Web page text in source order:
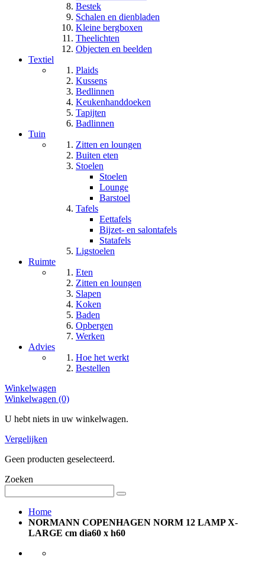
Bestek
Schalen en dienbladen
Kleine bergboxen
Theelichten
Objecten en beelden
Textiel
Plaids
Kussens
Bedlinnen
Keukenhanddoeken
Tapijten
Badlinnen
Tuin
Zitten en loungen
Buiten eten
Stoelen
Stoelen
Lounge
Barstoel
Tafels
Eettafels
Bijzet- en salontafels
Statafels
Ligstoelen
Ruimte
Eten
Zitten en loungen
Slapen
Koken
Baden
Opbergen
Werken
Advies
Hoe het werkt
Bestellen
Winkelwagen
Winkelwagen (0)
U hebt niets in uw winkelwagen.
Vergelijken
Geen producten geselecteerd.
Zoeken
Home
NORMANN COPENHAGEN NORM 12 LAMP X-
LARGE cm dia60 x h60